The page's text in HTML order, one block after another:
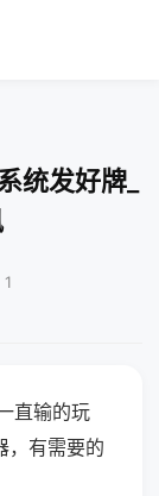
统发好牌_
直输的玩
，有需要的